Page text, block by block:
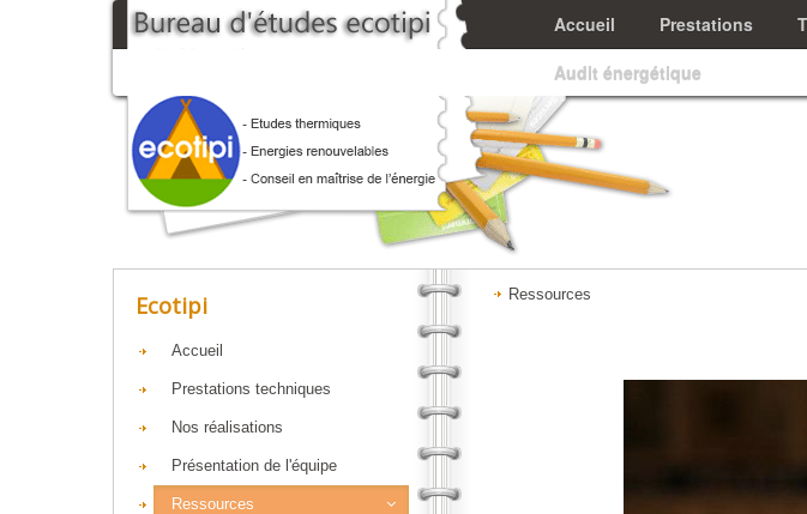
Accueil Prestations
Audit énergétique
Ressources
Ecotipi
Accueil
Prestations techniques
Nos réalisations
Présentation de l'équipe
Ressources